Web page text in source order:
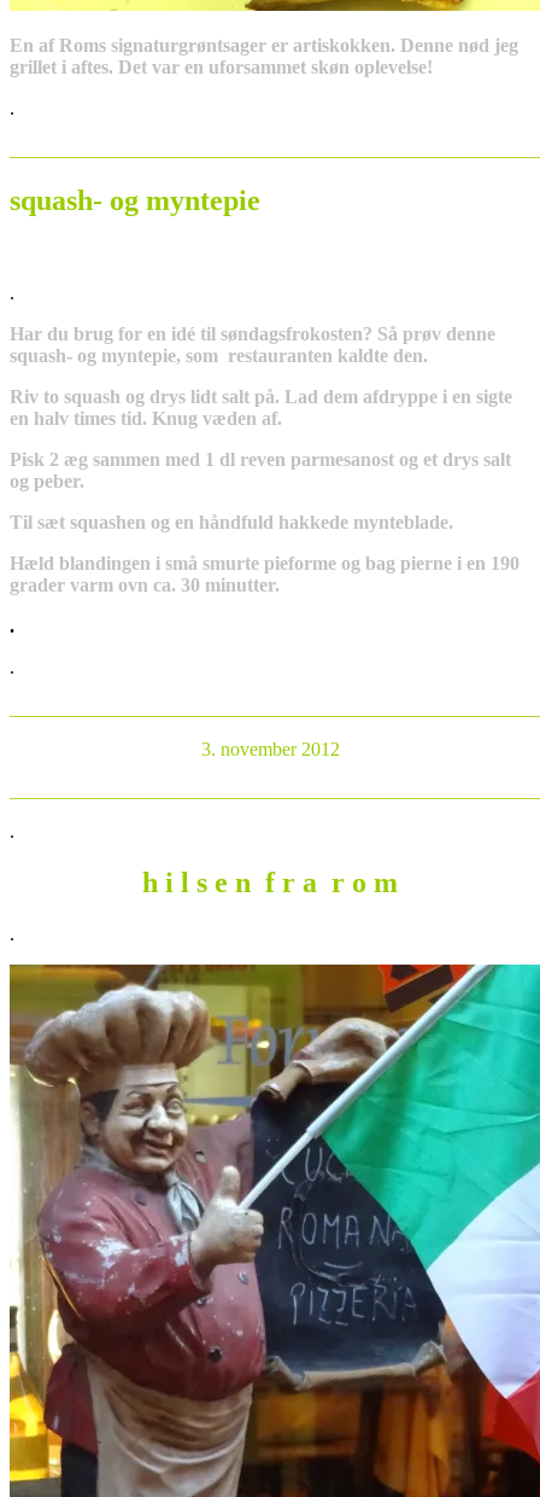
En af Roms signaturgrøntsager er artiskokken. Denne nød jeg
grillet i aftes. Det var en uforsammet skøn oplevelse!
.
squash- og myntepie
.
Har du brug for en idé til søndagsfrokosten? Så prøv denne
squash- og myntepie, som restauranten kaldte den.
Riv to squash og drys lidt salt på. Lad dem afdryppe i en sigte
en halv times tid. Knug væden af.
Pisk 2 æg sammen med 1 dl reven parmesanost og et drys salt
og peber.
Til sæt squashen og en håndfuld hakkede mynteblade.
Hæld blandingen i små smurte pieforme og bag pierne i en 190
grader varm ovn ca. 30 minutter.
.
.
3. november 2012
.
h i l s e n f r a r o m
.